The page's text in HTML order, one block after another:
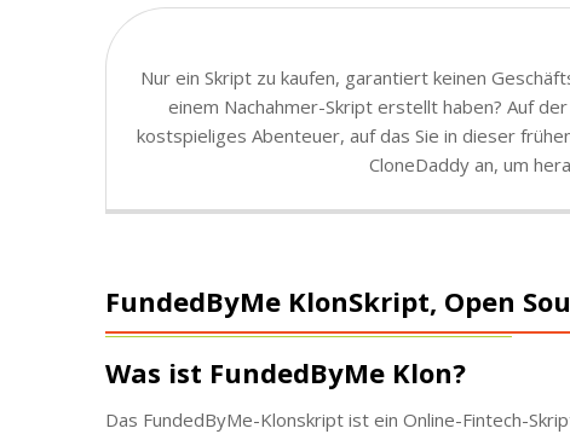
Nur ein Skript zu kaufen, garantiert keinen
einem Nachahmer-Skript erstellt haben? Auf
kostspieliges Abenteuer, auf das Sie in dieser
CloneDaddy an, um
FundedByMe KlonSkript, Open
Was ist FundedByMe Klon?
Das FundedByMe-Klonskript ist ein Online-Fintech-